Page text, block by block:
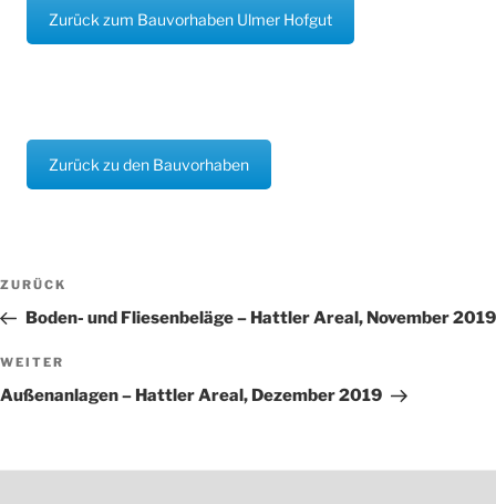
Zurück zum Bauvorhaben Ulmer Hofgut
Zurück zu den Bauvorhaben
Beitragsnavigation
Vorheriger
Beitrag
ZURÜCK
Boden- und Fliesenbeläge – Hattler Areal, November 2019
Nächster
Beitrag
WEITER
Außenanlagen – Hattler Areal, Dezember 2019